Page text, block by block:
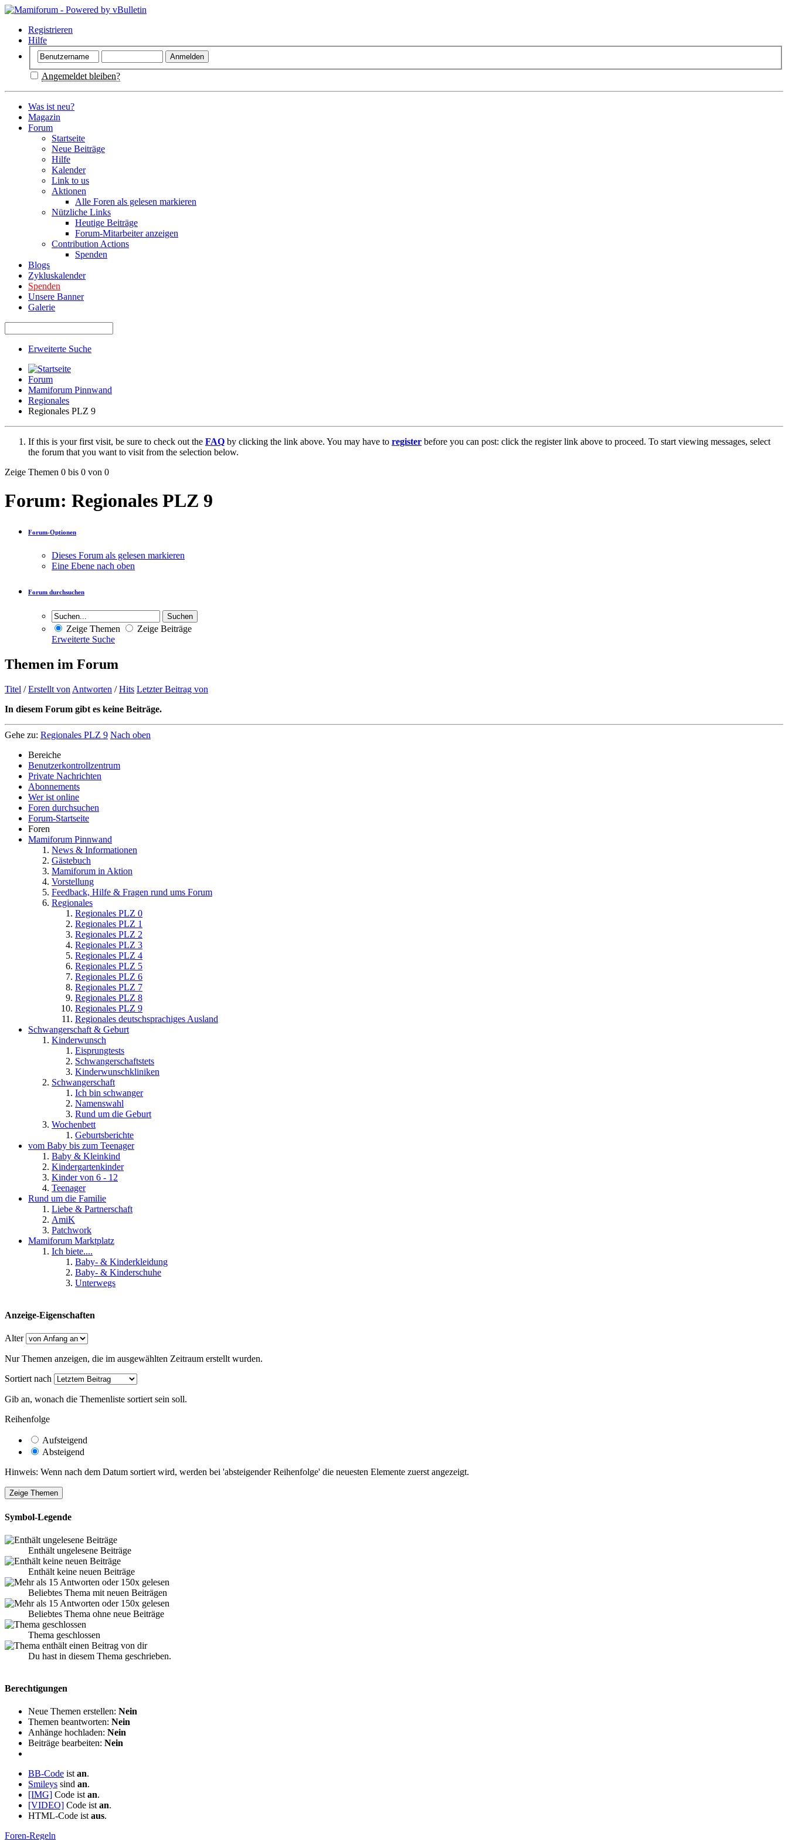
Registrieren
Hilfe
Angemeldet bleiben?
Was ist neu?
Magazin
Forum
Startseite
Neue Beiträge
Hilfe
Kalender
Link to us
Aktionen
Alle Foren als gelesen markieren
Nützliche Links
Heutige Beiträge
Forum-Mitarbeiter anzeigen
Contribution Actions
Spenden
Blogs
Zykluskalender
Spenden
Unsere Banner
Galerie
Erweiterte Suche
Forum
Mamiforum Pinnwand
Regionales
Regionales PLZ 9
If this is your first visit, be sure to check out the FAQ by clicking the link above. You may have to register before you can post: click the register link above to proceed. To start viewing messages, select
the forum that you want to visit from the selection below.
Zeige Themen 0 bis 0 von 0
Forum: Regionales PLZ 9
Forum-Optionen
Dieses Forum als gelesen markieren
Eine Ebene nach oben
Forum durchsuchen
Zeige Themen
Zeige Beiträge
Erweiterte Suche
Themen im Forum
Titel /Erstellt von Antworten /Hits Letzter Beitrag von
In diesem Forum gibt es keine Beiträge.
Gehe zu: Regionales PLZ 9 Nach oben
Bereiche
Benutzerkontrollzentrum
Private Nachrichten
Abonnements
Wer ist online
Foren durchsuchen
Forum-Startseite
Foren
Mamiforum Pinnwand
News & Informationen
Gästebuch
Mamiforum in Aktion
Vorstellung
Feedback, Hilfe & Fragen rund ums Forum
Regionales
Regionales PLZ 0
Regionales PLZ 1
Regionales PLZ 2
Regionales PLZ 3
Regionales PLZ 4
Regionales PLZ 5
Regionales PLZ 6
Regionales PLZ 7
Regionales PLZ 8
Regionales PLZ 9
Regionales deutschsprachiges Ausland
Schwangerschaft & Geburt
Kinderwunsch
Eisprungtests
Schwangerschaftstets
Kinderwunschkliniken
Schwangerschaft
Ich bin schwanger
Namenswahl
Rund um die Geburt
Wochenbett
Geburtsberichte
vom Baby bis zum Teenager
Baby & Kleinkind
Kindergartenkinder
Kinder von 6 - 12
Teenager
Rund um die Familie
Liebe & Partnerschaft
AmiK
Patchwork
Mamiforum Marktplatz
Ich biete....
Baby- & Kinderkleidung
Baby- & Kinderschuhe
Unterwegs
Anzeige-Eigenschaften
Alter
Nur Themen anzeigen, die im ausgewählten Zeitraum erstellt wurden.
Sortiert nach
Gib an, wonach die Themenliste sortiert sein soll.
Reihenfolge
Aufsteigend
Absteigend
Hinweis: Wenn nach dem Datum sortiert wird, werden bei 'absteigender Reihenfolge' die neuesten Elemente zuerst angezeigt.
Symbol-Legende
Enthält ungelesene Beiträge
Enthält keine neuen Beiträge
Beliebtes Thema mit neuen Beiträgen
Beliebtes Thema ohne neue Beiträge
Thema geschlossen
Du hast in diesem Thema geschrieben.
Berechtigungen
Neue Themen erstellen: Nein
Themen beantworten: Nein
Anhänge hochladen: Nein
Beiträge bearbeiten: Nein
BB-Code ist an.
Smileys sind an.
[IMG] Code ist an.
[VIDEO] Code ist an.
HTML-Code ist aus.
Foren-Regeln